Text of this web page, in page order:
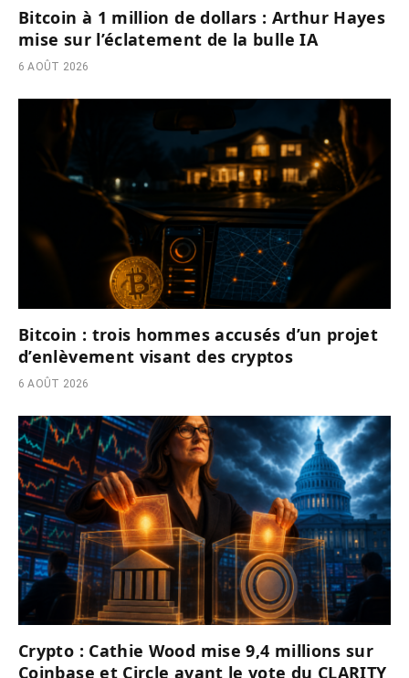
Bitcoin à 1 million de dollars : Arthur Hayes
mise sur l’éclatement de la bulle IA
6 AOÛT 2026
Bitcoin : trois hommes accusés d’un projet
d’enlèvement visant des cryptos
6 AOÛT 2026
Crypto : Cathie Wood mise 9,4 millions sur
Coinbase et Circle avant le vote du CLARITY